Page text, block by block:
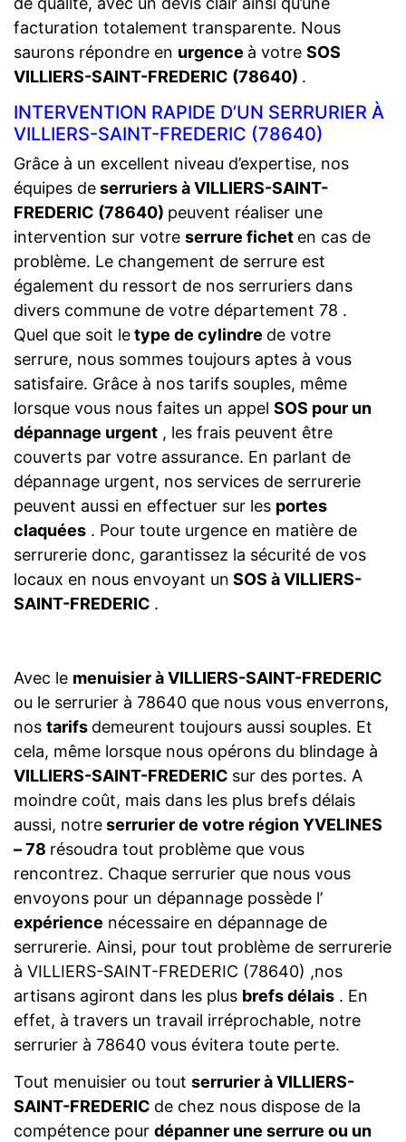
facturation totalement transparente. Nous
saurons répondre en urgence à votre SOS
VILLIERS-SAINT-FREDERIC (78640) .
INTERVENTION RAPIDE D’UN SERRURIER À
VILLIERS-SAINT-FREDERIC (78640)
Grâce à un excellent niveau d’expertise, nos
équipes deserruriers à VILLIERS-SAINT-
FREDERIC (78640) peuvent réaliser une
intervention sur votre serrure fichet en cas de
problème. Le changement de serrure est
également du ressort de nos serruriers dans
divers commune de votre département 78 .
Quel que soit letype de cylindre de votre
serrure, nous sommes toujours aptes à vous
satisfaire. Grâce à nos tarifs souples, même
lorsque vous nous faites un appel SOS pour un
dépannage urgent , les frais peuvent être
couverts par votre assurance. En parlant de
dépannage urgent, nos services de serrurerie
peuvent aussi en effectuer sur les portes
claquées . Pour toute urgence en matière de
serrurerie donc, garantissez la sécurité de vos
locaux en nous envoyant un SOS à VILLIERS-
SAINT-FREDERIC .
Avec le menuisier à VILLIERS-SAINT-FREDERIC
ou le serrurier à 78640 que nous vous enverrons,
nos tarifs demeurent toujours aussi souples. Et
cela, même lorsque nous opérons du blindage à
VILLIERS-SAINT-FREDERIC sur des portes. A
moindre coût, mais dans les plus brefs délais
aussi, notreserrurier de votre région YVELINES
– 78 résoudra tout problème que vous
rencontrez. Chaque serrurier que nous vous
envoyons pour un dépannage possède l’
expérience nécessaire en dépannage de
serrurerie. Ainsi, pour tout problème de serrurerie
à VILLIERS-SAINT-FREDERIC (78640) ,nos
artisans agiront dans les plus brefs délais . En
effet, à travers un travail irréprochable, notre
serrurier à 78640 vous évitera toute perte.
Tout menuisier ou tout serrurier à VILLIERS-
SAINT-FREDERIC de chez nous dispose de la
compétence pour dépanner une serrure ou un